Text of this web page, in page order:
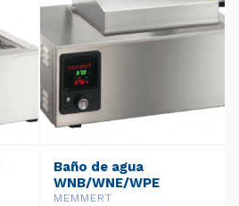
Baño de agua
WNB/WNE/WPE
MEMMERT